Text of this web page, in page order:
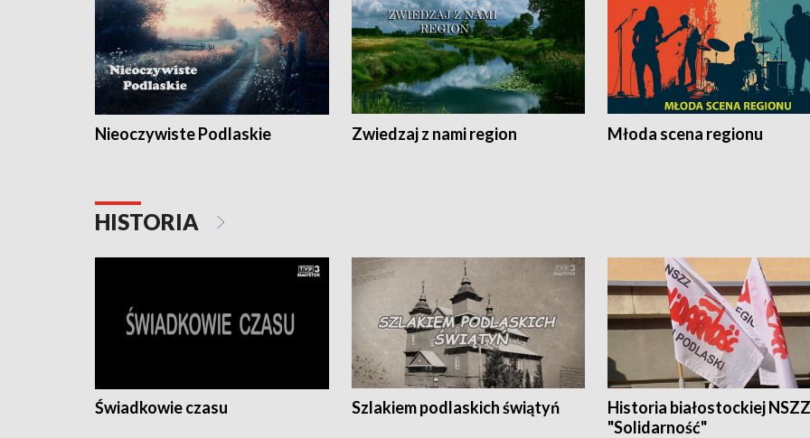
Nieoczywiste Podlaskie Zwiedzaj z nami region Młoda scena regionu
HISTORIA
Świadkowie czasu Szlakiem podlaskich świątyń
Historia białostockiej NSZZ
"Solidarność"